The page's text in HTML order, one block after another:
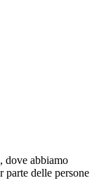
dove abbiamo
parte delle persone